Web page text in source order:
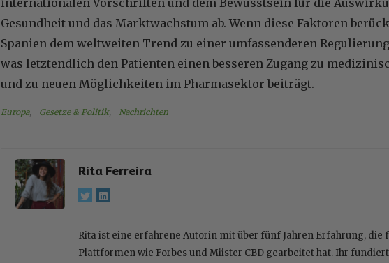
Gesundheit und das Marktwachstum ab. Wenn diese Faktoren
Spanien dem weltweiten Trend zu einer umfassenderen
was letztendlich den Patienten einen besseren Zugang zu
und zu neuen Möglichkeiten im Pharmasektor beiträgt.
Europa, Gesetze & Politik, Nachrichten
Rita Ferreira
Rita ist eine erfahrene Autorin mit über fünf Jahren Erfahrung, die
Plattformen wie Forbes und Miister CBD gearbeitet hat. Ihr